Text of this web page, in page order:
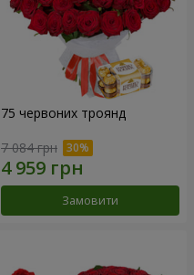
75 червоних троянд
7 084 грн
Замовити